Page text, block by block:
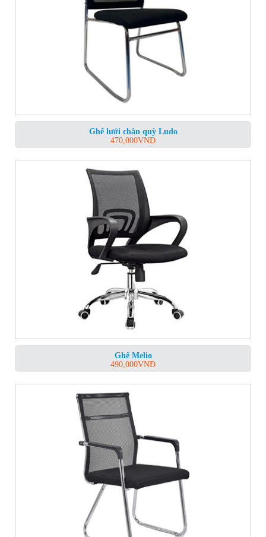
Ghế lưới chân quỳ Ludo
470,000VNĐ
Ghế Melio
490,000VNĐ